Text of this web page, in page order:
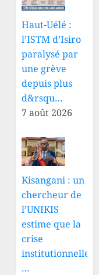
Haut-Uélé :
l’ISTM d’Isiro
paralysé par
une grève
depuis plus
d&rsqu…
7 août 2026
Kisangani : un
chercheur de
l’UNIKIS
estime que la
crise
institutionnelle
…